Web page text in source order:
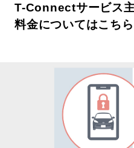
T-Connectサービス
料金についてはこちら